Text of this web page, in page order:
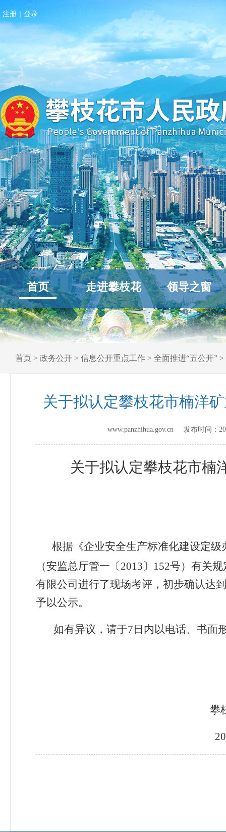
注册 | 登录
首页 走进攀枝花 领导之窗
首页 > 政务公开 > 信息公开重点工作 > 全面推进“五公开” >
关于拟认定攀枝花市楠洋
www.panzhihua.gov.cn 发布时间：
关于拟认定攀枝花市楠
根据《企业安全生产标准化建设定
（安监总厅管一〔2013〕152号）有关
有限公司进行了现场考评，初步确认达
予以公示。
如有异议，请于7日内以电话、书面
攀枝花市应急